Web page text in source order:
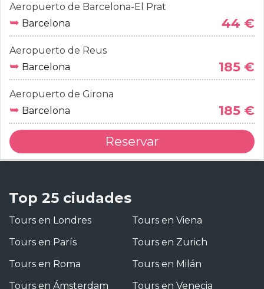
Aeropuerto de Barcelona-El Prat
➥ Barcelona 44 €
Aeropuerto de Reus
➥ Barcelona 185 €
Aeropuerto de Girona
➥ Barcelona 185 €
Reservar
Top 25 ciudades
Tours en Londres
Tours en París
Tours en Roma
Tours en Ámsterdam
Tours en Viena
Tours en Zurich
Tours en Milán
Tours en Venecia